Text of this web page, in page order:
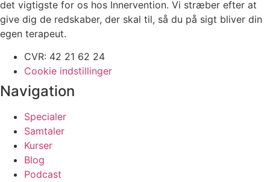
det vigtigste for os hos Innervention. Vi stræber efter at
give dig de redskaber, der skal til, så du på sigt bliver din
egen terapeut.
CVR: 42 21 62 24
Cookie indstillinger
Navigation
Specialer
Samtaler
Kurser
Blog
Podcast